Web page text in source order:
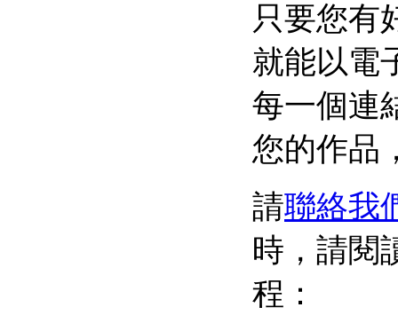
只要您有
就能以電
每一個連
您的作品
請聯絡我
時，請閱
程：